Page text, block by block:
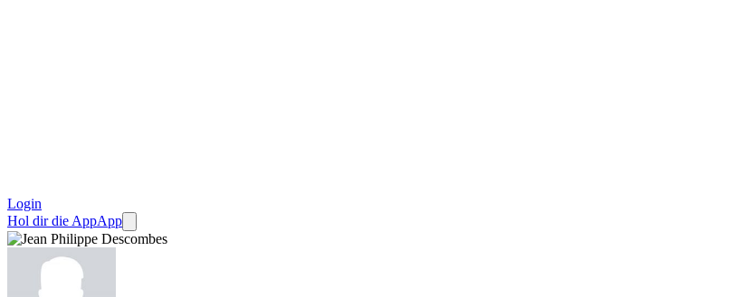
Login
Hol dir die AppApp